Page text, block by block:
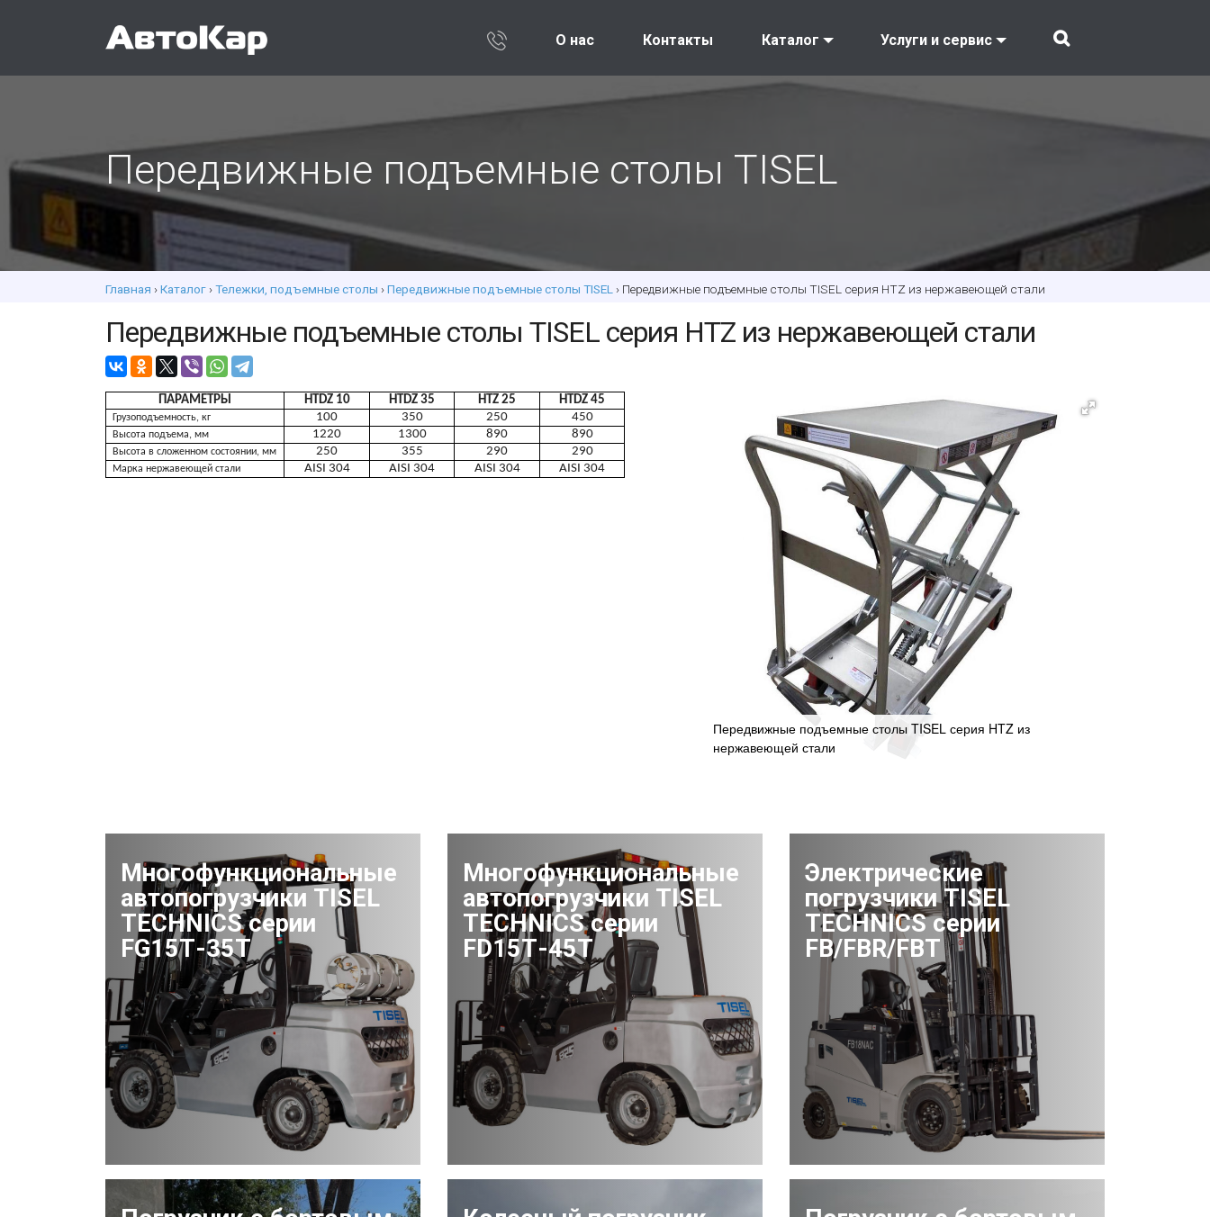
О нас Контакты Каталог Услуги и сервис
Передвижные подъемные столы TISEL
Главная ›Каталог ›Тележки, подъемные столы ›Передвижные подъемные столы TISEL › Передвижные подъемные столы TISEL серия HTZ из нержавеющей стали
Передвижные подъемные столы TISEL серия HTZ из нержавеющей стали
Передвижные подъемные столы TISEL серия HTZ из
нержавеющей стали
ПАРАМЕТРЫ HTDZ 10 HTDZ 35 HTZ 25 HTDZ 45
Грузоподъемность, кг 100 350 250 450
Высота подъема, мм 1220 1300 890 890
Высота в сложенном состоянии, мм 250 355 290 290
Марка нержавеющей стали AISI 304 AISI 304 AISI 304 AISI 304
Многофункциональные
автопогрузчики TISEL
TECHNICS серии
FG15Т-35Т
Многофункциональные
автопогрузчики TISEL
TECHNICS серии
FD15Т-45Т
Электрические
погрузчики TISEL
TECHNICS серии
FB/FBR/FBT